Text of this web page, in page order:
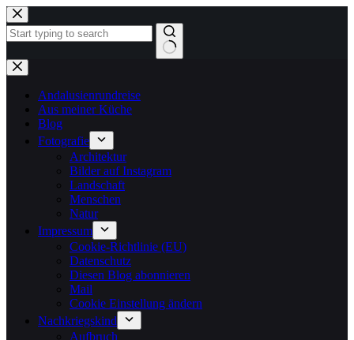
Zum
Inhalt
springen
Keine
Ergebnisse
Andalusienrundreise
Aus meiner Küche
Blog
Fotografie
Architektur
Bilder auf Instagram
Landschaft
Menschen
Natur
Impressum
Cookie-Richtlinie (EU)
Datenschutz
Diesen Blog abonnieren
Mail
Cookie Einstellung ändern
Nachkriegskind
Aufbruch